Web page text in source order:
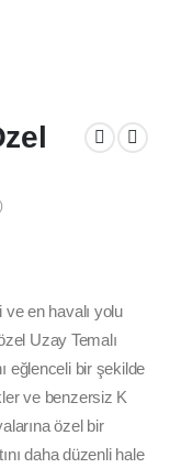
en havalı yolu
Uzay Temalı
eğlenceli bir şekilde
ve benzersiz K
özel bir
daha düzenli hale